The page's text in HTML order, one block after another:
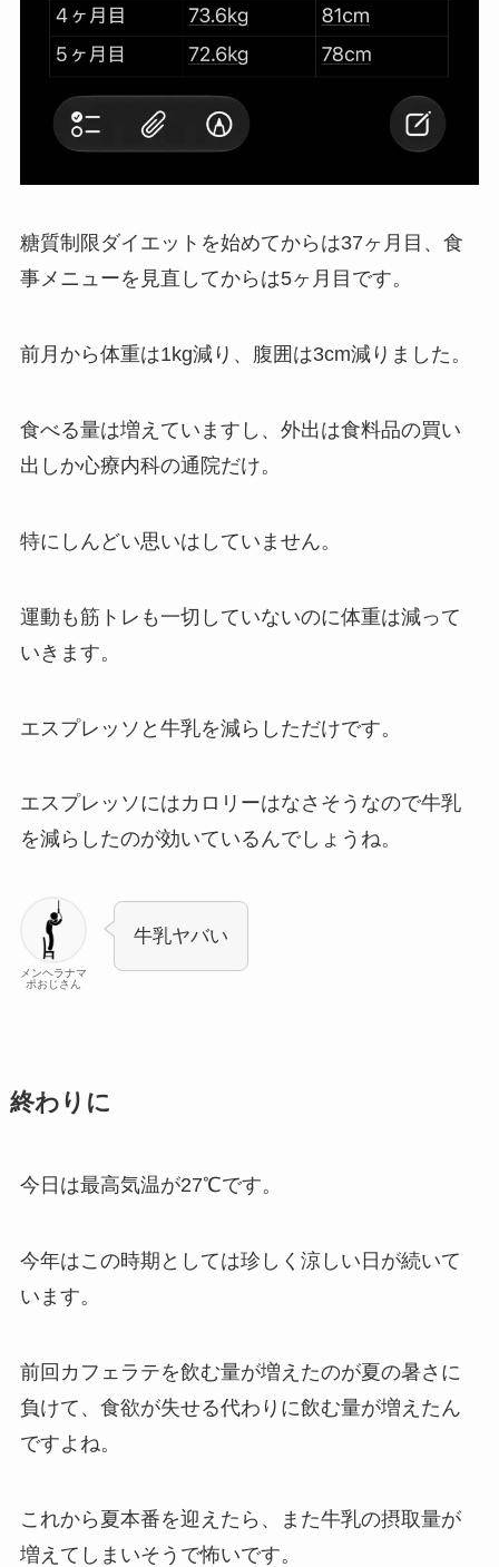
糖質制限ダイエットを始めてからは37ヶ月目、食
事メニューを見直してからは5ヶ月目です。
前月から体重は1kg減り、腹囲は3cm減りました。
食べる量は増えていますし、外出は食料品の買い
出しか心療内科の通院だけ。
特にしんどい思いはしていません。
運動も筋トレも一切していないのに体重は減って
いきます。
エスプレッソと牛乳を減らしただけです。
エスプレッソにはカロリーはなさそうなので牛乳
を減らしたのが効いているんでしょうね。
メンヘラナマ
ポおじさん
牛乳ヤバい
終わりに
今日は最高気温が27℃です。
今年はこの時期としては珍しく涼しい日が続いて
います。
前回カフェラテを飲む量が増えたのが夏の暑さに
負けて、食欲が失せる代わりに飲む量が増えたん
ですよね。
これから夏本番を迎えたら、また牛乳の摂取量が
増えてしまいそうで怖いです。